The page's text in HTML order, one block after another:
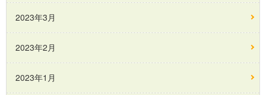
2023年3月
2023年2月
2023年1月